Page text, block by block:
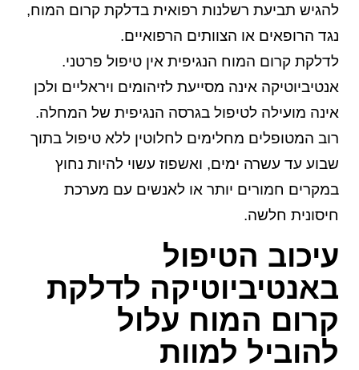
להגיש תביעת רשלנות רפואית בדלקת קרום המוח,
נגד הרופאים או הצוותים הרפואיים.
לדלקת קרום המוח הנגיפית אין טיפול פרטני.
אנטיביוטיקה אינה מסייעת לזיהומים ויראליים ולכן
אינה מועילה לטיפול בגרסה הנגיפית של המחלה.
רוב המטופלים מחלימים לחלוטין ללא טיפול בתוך
שבוע עד עשרה ימים, ואשפוז עשוי להיות נחוץ
במקרים חמורים יותר או לאנשים עם מערכת
חיסונית חלשה.
עיכוב הטיפול
באנטיביוטיקה לדלקת
קרום המוח עלול
להוביל למוות